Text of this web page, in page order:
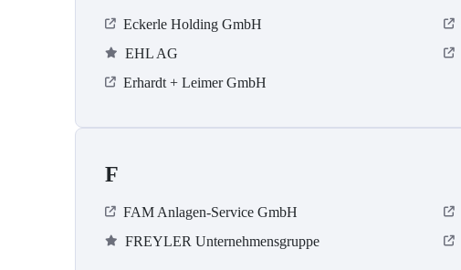
Eckerle Holding GmbH
EHL AG
Erhardt + Leimer GmbH
F
FAM Anlagen-Service GmbH
FREYLER Unternehmensgruppe